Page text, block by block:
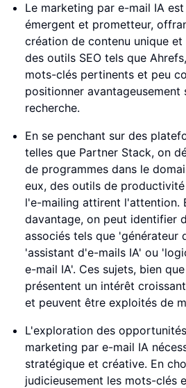
Le marketing par e-mail IA
émergent et prometteur,
création de contenu unique
des outils SEO tels que
mots-clés pertinents et peu
positionner avantageusement
recherche.
En se penchant sur des
telles que Partner Stack, on
de programmes dans le
eux, des outils de
l'e-mailing attirent l'attention.
davantage, on peut identifier
associés tels que 'générateur
'assistant d'e-mails IA' ou
e-mail IA'. Ces sujets, bien
présentent un intérêt
et peuvent être exploités de
L'exploration des
marketing par e-mail IA
stratégique et créative. En
judicieusement les mots-clés